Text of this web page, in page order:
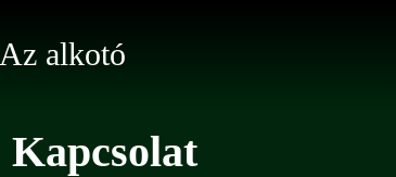
Az alkotó
Kapcsolat